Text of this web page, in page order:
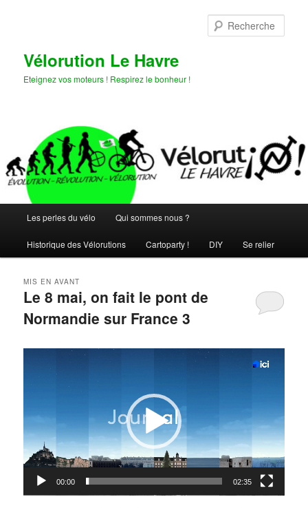
Vélorution Le Havre
Eteignez vos moteurs ! Respirez le bonheur !
principal
Les perles du vélo Qui sommes nous ?
Historique des Vélorutions Cartoparty ! DIY Se relier
Le 8 mai, on fait le pont de
Normandie sur France 3
MIS EN AVANT
00:00 02:35